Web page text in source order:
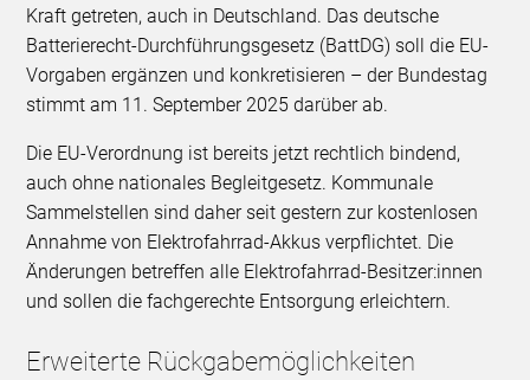
Kraft getreten, auch in Deutschland. Das deutsche
Batterierecht-Durchführungsgesetz (BattDG) soll die EU-
Vorgaben ergänzen und konkretisieren – der Bundestag
stimmt am 11. September 2025 darüber ab.
Die EU-Verordnung ist bereits jetzt rechtlich bindend,
auch ohne nationales Begleitgesetz. Kommunale
Sammelstellen sind daher seit gestern zur kostenlosen
Annahme von Elektrofahrrad-Akkus verpflichtet. Die
Änderungen betreffen alle Elektrofahrrad-Besitzer:innen
und sollen die fachgerechte Entsorgung erleichtern.
Erweiterte Rückgabemöglichkeiten